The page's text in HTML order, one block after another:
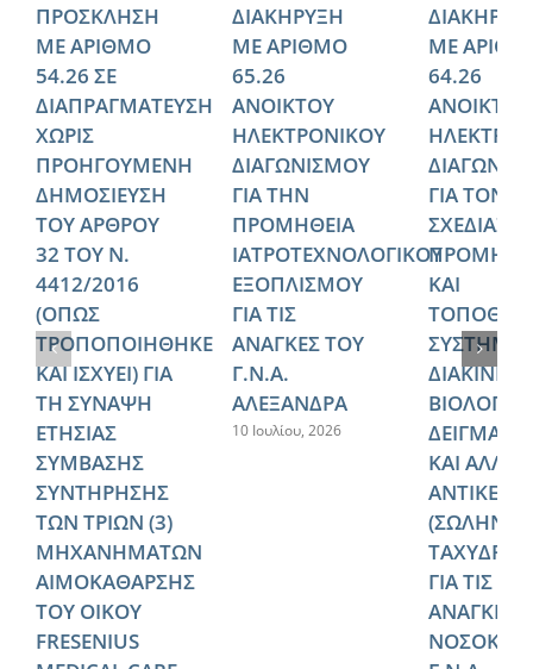
ΠΡΟΣΚΛΗΣΗ
ΜΕ ΑΡΙΘΜΟ
54.26 ΣΕ
ΔΙΑΠΡΑΓΜΑΤΕΥΣΗ
ΧΩΡΙΣ
ΠΡΟΗΓΟΥΜΕΝΗ
ΔΗΜΟΣΙΕΥΣΗ
ΤΟΥ ΑΡΘΡΟΥ
32 ΤΟΥ Ν.
4412/2016
(ΟΠΩΣ
ΤΡΟΠΟΠΟΙΗΘΗΚΕ
ΚΑΙ ΙΣΧΥΕΙ) ΓΙΑ
ΤΗ ΣΥΝΑΨΗ
ΕΤΗΣΙΑΣ
ΣΥΜΒΑΣΗΣ
ΣΥΝΤΗΡΗΣΗΣ
ΤΩΝ ΤΡΙΩΝ (3)
ΜΗΧΑΝΗΜΑΤΩΝ
ΑΙΜΟΚΑΘΑΡΣΗΣ
ΤΟΥ ΟΙΚΟΥ
FRESENIUS
ΔΙΑΚΗΡΥΞΗ
ΜΕ ΑΡΙΘΜΟ
65.26
ΑΝΟΙΚΤΟΥ
ΗΛΕΚΤΡΟΝΙΚΟΥ
ΔΙΑΓΩΝΙΣΜΟΥ
ΓΙΑ ΤΗΝ
ΠΡΟΜΗΘΕΙΑ
ΙΑΤΡΟΤΕΧΝΟΛΟΓΙΚΟΥ
ΕΞΟΠΛΙΣΜΟΥ
ΓΙΑ ΤΙΣ
ΑΝΑΓΚΕΣ ΤΟΥ
Γ.Ν.Α.
ΑΛΕΞΑΝΔΡΑ
10 Ιουλίου, 2026
ΜΕ
64.26
ΑΝΟΙΚΤΟΥ
ΓΙΑ ΤΟΝ
ΚΑΙ
ΚΑΙ
ΓΙΑ ΤΙΣ
ΑΝΑΓΚΕΣ